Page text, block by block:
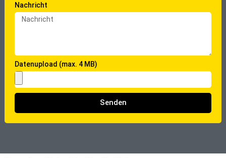
Nachricht
Datenupload (max. 4 MB)
Senden